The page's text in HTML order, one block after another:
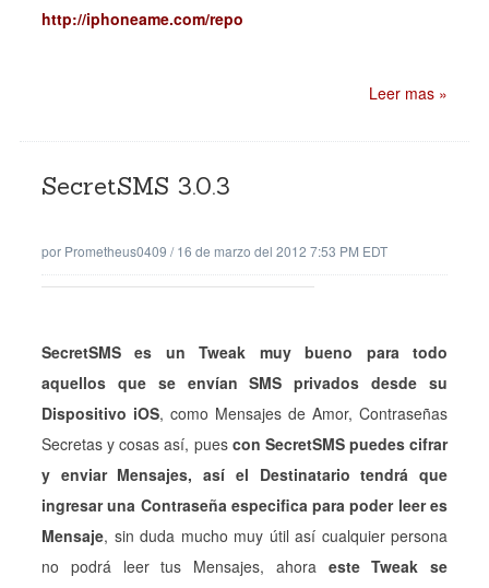
http://iphoneame.com/repo
Leer mas »
SecretSMS 3.0.3
por Prometheus0409 /16 de marzo del 2012 7:53 PM EDT
SecretSMS es un Tweak muy bueno para todo
aquellos que se envían SMS privados desde su
Dispositivo iOS, como Mensajes de Amor, Contraseñas
Secretas y cosas así, pues con SecretSMS puedes cifrar
y enviar Mensajes, así el Destinatario tendrá que
ingresar una Contraseña especifica para poder leer es
Mensaje, sin duda mucho muy útil así cualquier persona
no podrá leer tus Mensajes, ahora este Tweak se